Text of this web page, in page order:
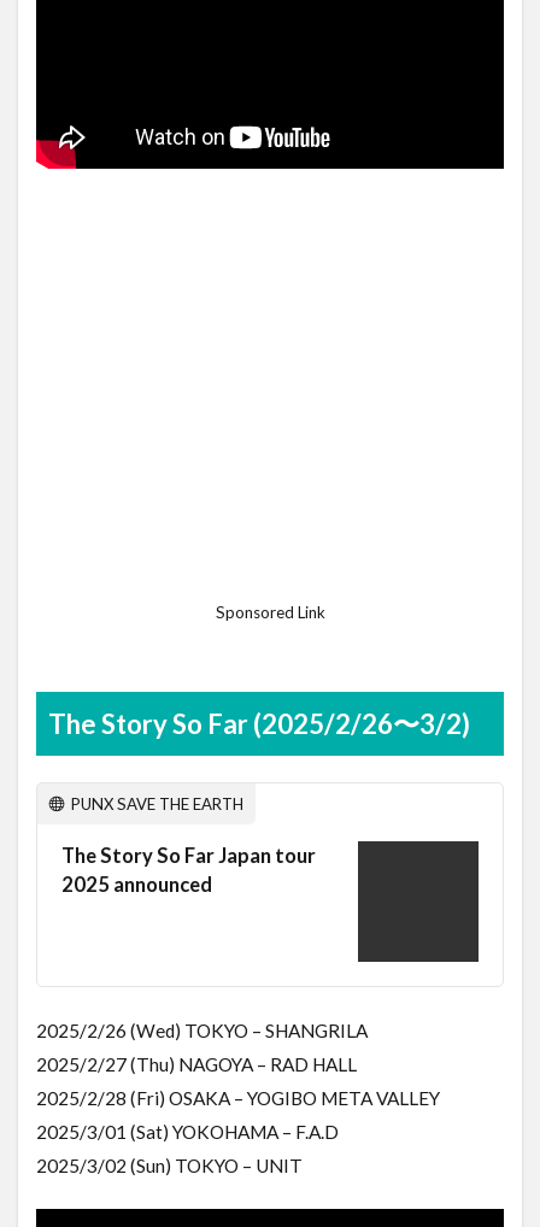
Sponsored Link
The Story So Far (2025/2/26〜3/2)
PUNX SAVE THE EARTH
The Story So Far Japan tour
2025 announced
2025/2/26 (Wed) TOKYO – SHANGRILA
2025/2/27 (Thu) NAGOYA – RAD HALL
2025/2/28 (Fri) OSAKA – YOGIBO META VALLEY
2025/3/01 (Sat) YOKOHAMA – F.A.D
2025/3/02 (Sun) TOKYO – UNIT